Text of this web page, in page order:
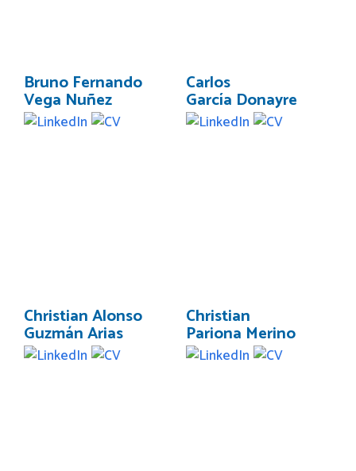
Bruno Fernando
Vega Nuñez
Carlos
García Donayre
Christian Alonso
Guzmán Arias
Christian
Pariona Merino